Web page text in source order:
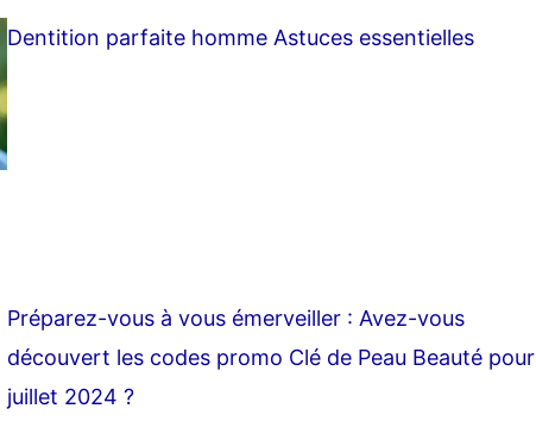
Dentition parfaite homme Astuces essentielles
Préparez-vous à vous émerveiller : Avez-vous
découvert les codes promo Clé de Peau Beauté pour
juillet 2024 ?